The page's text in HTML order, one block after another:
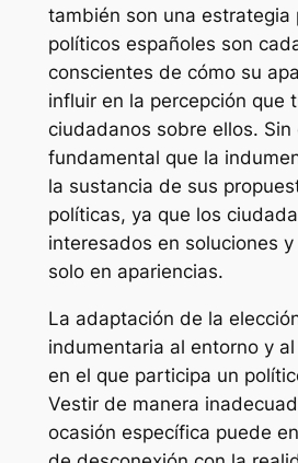
también son una estrategia
políticos españoles son
conscientes de cómo su
influir en la percepción que
ciudadanos sobre ellos. Sin
fundamental que la
la sustancia de sus
políticas, ya que los
interesados en soluciones
solo en apariencias.
La adaptación de la
indumentaria al entorno y
en el que participa un
Vestir de manera
ocasión específica puede